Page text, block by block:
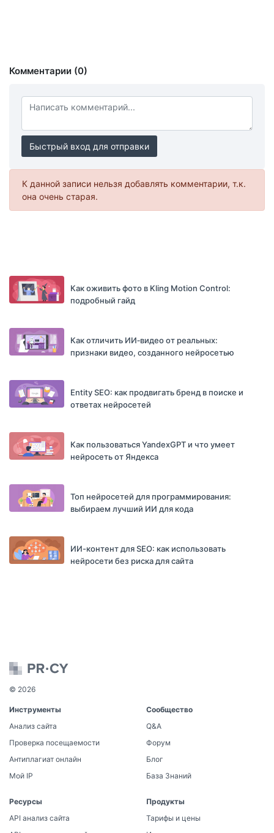
Комментарии (0)
Быстрый вход для отправки
К данной записи нельзя добавлять комментарии, т.к.
она очень старая.
Как оживить фото в Kling Motion Control:
подробный гайд
Как отличить ИИ‑видео от реальных:
признаки видео, созданного нейросетью
Entity SEO: как продвигать бренд в поиске и
ответах нейросетей
Как пользоваться YandexGPT и что умеет
нейросеть от Яндекса
Топ нейросетей для программирования:
выбираем лучший ИИ для кода
ИИ-контент для SEO: как использовать
нейросети без риска для сайта
© 2026
Инструменты
Анализ сайта
Проверка посещаемости
Антиплагиат онлайн
Мой IP
Сообщество
Q&A
Форум
Блог
База Знаний
Ресурсы
API анализ сайта
Продукты
Тарифы и цены